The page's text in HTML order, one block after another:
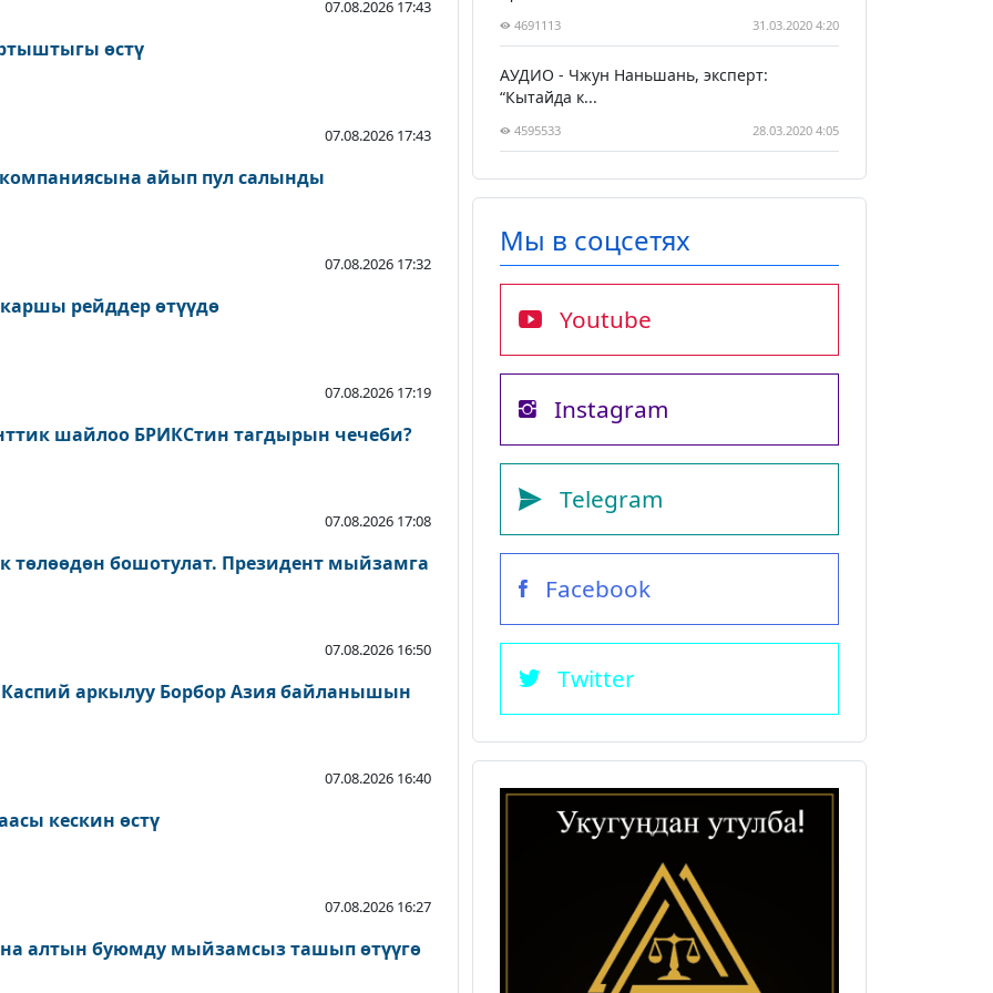
07.08.2026 17:43
өстү
07.08.2026 17:43
айып пул салынды
07.08.2026 17:32
рейддер өтүүдө
07.08.2026 17:19
шайлоо БРИКСтин тагдырын чечеби?
07.08.2026 17:08
төлөөдөн бошотулат. Президент мыйзамга
07.08.2026 16:50
аркылуу Борбор Азия байланышын
07.08.2026 16:40
кескин өстү
07.08.2026 16:27
алтын буюмду мыйзамсыз ташып өтүүгө
4691113 31.03.2020 4:20
АУДИО - Чжун Наньшань, эксперт:
“Кытайда к...
4595533 28.03.2020 4:05
Мы в соцсетях
Youtube
Instagram
Telegram
Facebook
Twitter